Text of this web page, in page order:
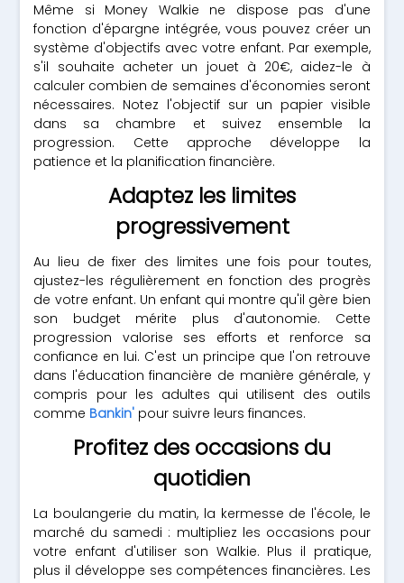
Même si Money Walkie ne dispose pas d'une
fonction d'épargne intégrée, vous pouvez créer un
système d'objectifs avec votre enfant. Par exemple,
s'il souhaite acheter un jouet à 20€, aidez-le à
calculer combien de semaines d'économies seront
nécessaires. Notez l'objectif sur un papier visible
dans sa chambre et suivez ensemble la
progression. Cette approche développe la
patience et la planification financière.
Adaptez les limites
progressivement
Au lieu de fixer des limites une fois pour toutes,
ajustez-les régulièrement en fonction des progrès
de votre enfant. Un enfant qui montre qu'il gère bien
son budget mérite plus d'autonomie. Cette
progression valorise ses efforts et renforce sa
confiance en lui. C'est un principe que l'on retrouve
dans l'éducation financière de manière générale, y
compris pour les adultes qui utilisent des outils
comme Bankin' pour suivre leurs finances.
Profitez des occasions du
quotidien
La boulangerie du matin, la kermesse de l'école, le
marché du samedi : multipliez les occasions pour
votre enfant d'utiliser son Walkie. Plus il pratique,
plus il développe ses compétences financières. Les